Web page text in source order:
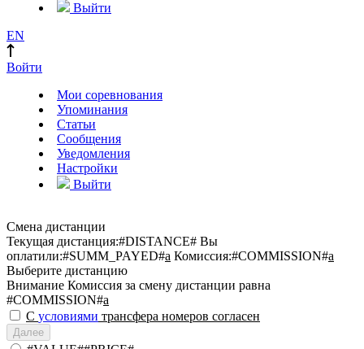
Выйти
EN
Войти
Мои соревнования
Упоминания
Статьи
Сообщения
Уведомления
Настройки
Выйти
Смена дистанции
Текущая дистанция:#DISTANCE# Вы
оплатили:#SUMM_PAYED#a Комиссия:#COMMISSION#a
Выберите дистанцию
Внимание Комиссия за смену дистанции равна
#COMMISSION#a
С условиями трансфера номеров согласен
Далее